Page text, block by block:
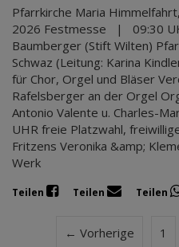
Pfarrkirche Maria
2026 Festmesse | 09:30
Baumberger (Stift Wilten)
Schwaz (Leitung: Karina
für Chor, Orgel und Bläser
Rafelsberger an der Orgel
Antonio Valente u. Charles-
UHR freie Platzwahl,
Fritzens Veronika &amp;
Werk
Teilen Teilen Teilen
← Vorherige 1